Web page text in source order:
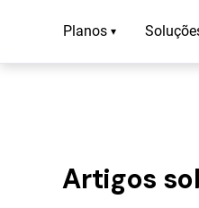
Planos ▾
Artigos